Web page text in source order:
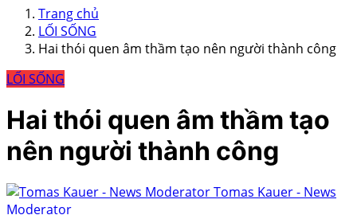
Trang chủ
LỐI SỐNG
Hai thói quen âm thầm tạo nên người thành công
LỐI SỐNG
Hai thói quen âm thầm tạo
nên người thành công
Tomas Kauer - News
Moderator